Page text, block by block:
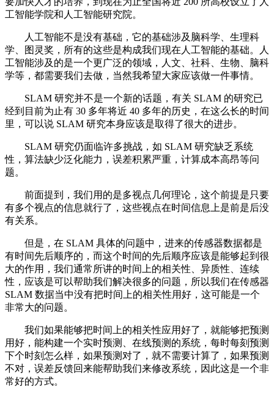
工智能学院和人工智能研究院。
人工智能不是没有基础，它的基础涉及脑科学、生理科
学、图灵奖，所有的这些是构成我们现在人工智能的基础。人
工智能涉及的是一个更广泛的领域，人文、社科、生物、脑科
学等，都需要我们去做，当然我希望大家应该做一件事情。
SLAM 研究并不是一个新的话题，有关 SLAM 的研究已
经到目前为止有 30 多年将近 40 多年的历史，在这么长的时间
里，可以说 SLAM 研究本身应该是取得了很大的进步。
SLAM 研究仍面临许多挑战，如 SLAM 研究缺乏系统
性，算法缺少泛化能力，误差积累严重，计算成本高昂等问
题。
前面提到，我们用的是多视点几何理论，这个前提是只要
有多个视点的信息就行了，这些视点在时间信息上是前是后没
有关系。
但是，在 SLAM 具体的问题中，进来的传感器数据都是
有时间先后顺序的，而这个时间的先后顺序应该是能够起到很
大的作用，我们通常所讲的时间上的相关性、异质性、连续
性，应该是可以帮助我们解决很多的问题，所以我们在传感器
SLAM 数据当中没有把时间上的相关性用好，这可能是一个
非常大的问题。
我们如果能够把时间上的相关性应用好了，就能够把预测
用好，能构建一个实时预测、在线预测的系统，每时每刻预测
下个时刻怎么样，如果预测对了，就不需要计算了，如果预测
不对，误差反馈回来能帮助我们来修改系统，因此这是一个非
常好的方式。